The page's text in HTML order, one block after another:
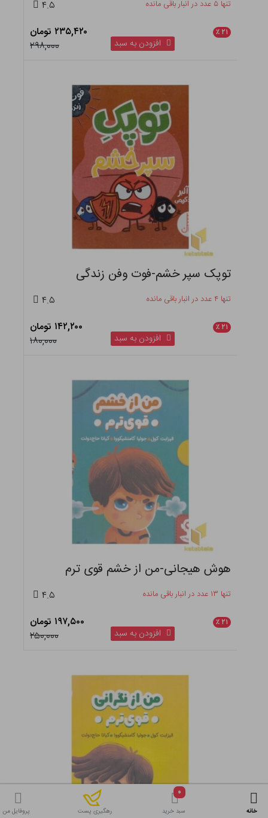
تنها ۵ عدد در انبار باقی مانده ۴.۵
۲۱ ٪
۲۳۵,۴۲۰ تومان
۲۹۸,۰۰۰
افزودن به سبد
توپک سپر خشم-فوت وفن زندگی
تنها ۴ عدد در انبار باقی مانده ۴.۵
۲۱ ٪
۱۴۲,۲۰۰ تومان
۱۸۰,۰۰۰
افزودن به سبد
هوش هیجانی-من از خشم قوی ترم
تنها ۱۳ عدد در انبار باقی مانده ۴.۵
۲۱ ٪
۱۹۷,۵۰۰ تومان
۲۵۰,۰۰۰
افزودن به سبد
خانه
۰
سبد خرید رهگیری پست پروفایل من